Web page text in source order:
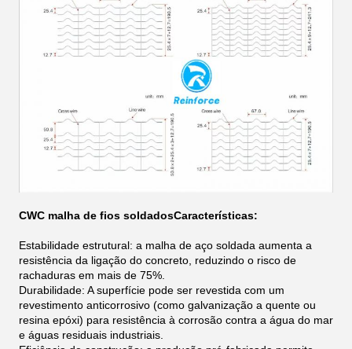
CWC malha de fios soldadosCaracterísticas:
Estabilidade estrutural: a malha de aço soldada aumenta a
resistência da ligação do concreto, reduzindo o risco de
rachaduras em mais de 75%.
Durabilidade: A superfície pode ser revestida com um
revestimento anticorrosivo (como galvanização a quente ou
resina epóxi) para resistência à corrosão contra a água do mar
e águas residuais industriais.